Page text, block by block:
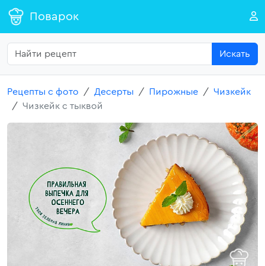
Поварок
Искать
Рецепты с фото Десерты Пирожные
Чизкейк
Чизкейк с тыквой